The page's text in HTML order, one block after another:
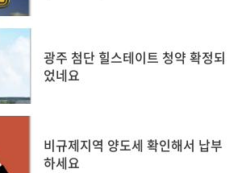
광주 첨단 힐스테이트 청약 확정되
었네요
비규제지역 양도세 확인해서 납부
하세요